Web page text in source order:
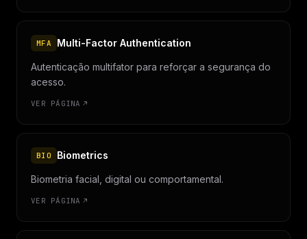
MFA Multi-Factor Authentication
Autenticação multifator para reforçar a segurança do
acesso.
VER PÁGINA
BIO Biometrics
Biometria facial, digital ou comportamental.
VER PÁGINA